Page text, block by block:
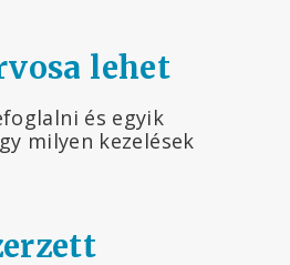
lehet
és egyik
milyen kezelések